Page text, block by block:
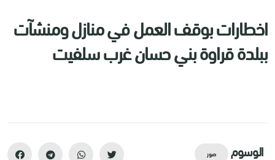
اخطارات بوقف العمل في منازل ومنشآت
ببلدة قراوة بني حسان غرب سلفيت
الوسوم صور